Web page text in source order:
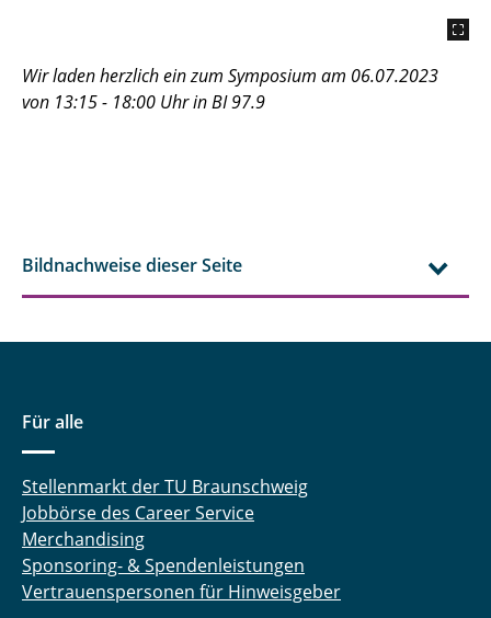
Wir laden herzlich ein zum Symposium am 06.07.2023
von 13:15 - 18:00 Uhr in BI 97.9
Bildnachweise dieser Seite
Für alle
Stellenmarkt der TU Braunschweig
Jobbörse des Career Service
Merchandising
Sponsoring- & Spendenleistungen
Vertrauenspersonen für Hinweisgeber